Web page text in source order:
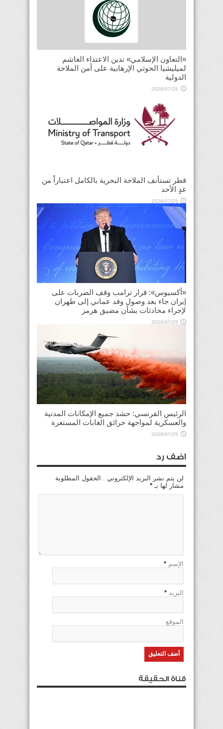
«التعاون الإسلامي» تدين الاعتداء الغاشم
لميليشيا الحوثي الإرهابية على أمن الملاحة
الدولية
2026/07/25
قطر تستأنف الملاحة البحرية بالكامل اعتباراً من
غدٍ الأحد
2026/07/25
«أكسيوس»: قرار ترامب وقف الضربات على
إيران جاء بعد وصول وفد عماني إلى طهران
لإجراء محادثات بشأن مضيق هرمز
2026/07/25
الرئيس الفرنسي: حشد جميع الإمكانات المدنية
والعسكرية لمواجهة حرائق الغابات المستعرة
2026/07/25
اضف رد
لن يتم نشر البريد الإلكتروني . الحقول المطلوبة
مشار لها بـ *
الإسم *
البريد *
الموقع
قناة الحقيقة